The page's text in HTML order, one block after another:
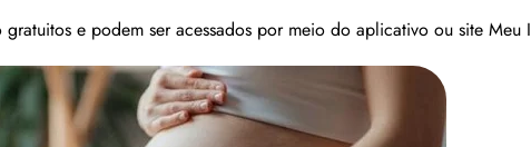
gratuitos e podem ser acessados por meio do aplicativo ou site Meu